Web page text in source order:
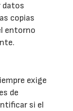
datos
copias
entorno
exige
de
si el